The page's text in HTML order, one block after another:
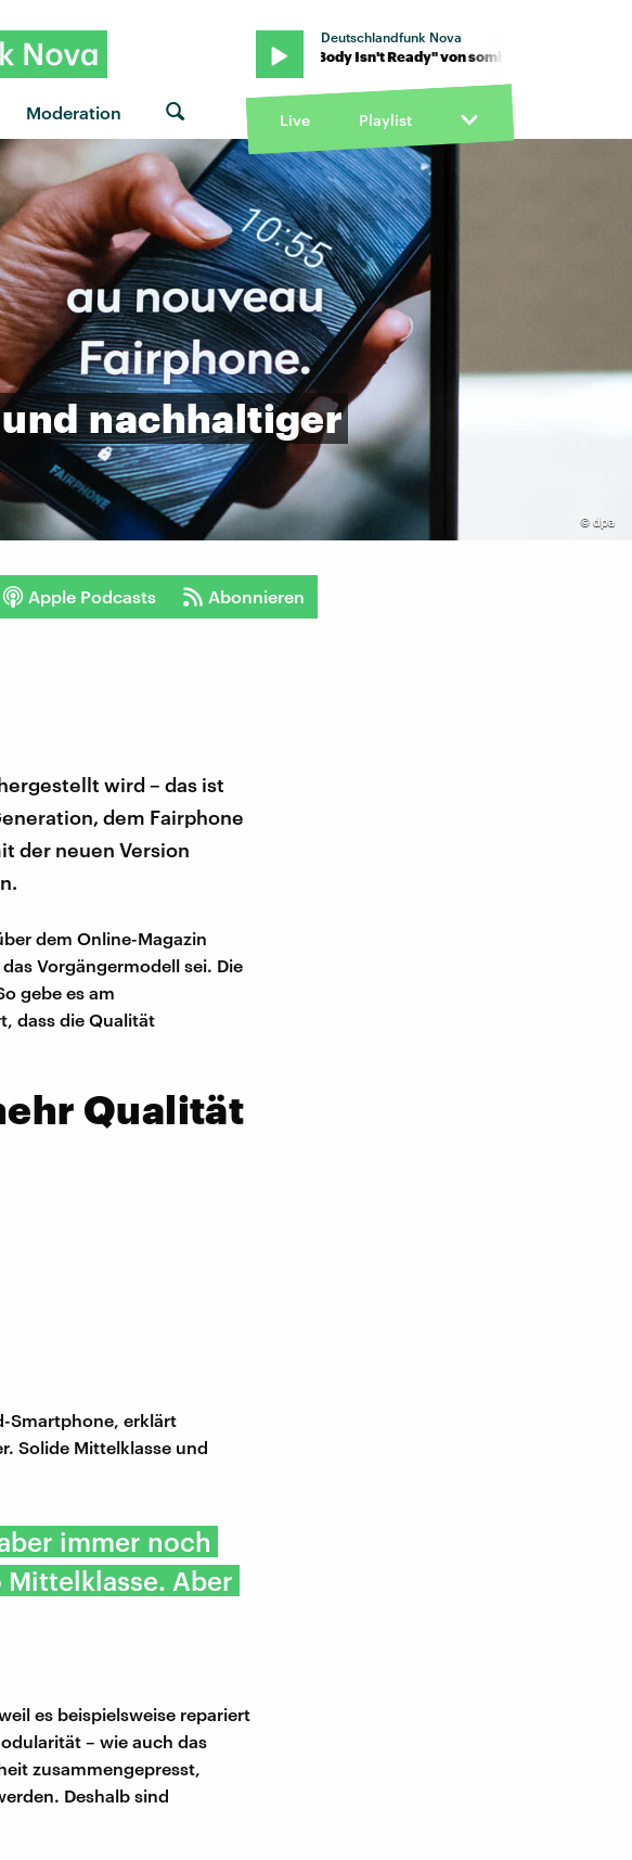
Moderation
Deutschlandfunk Nova
Isn't Ready" von sombr · "My Body Isn't Ready" von sombr · "My Body Isn't Ready"
Live Playlist
© dpa
und nachhaltiger
Apple Podcasts Abonnieren
wird – das ist
dem Fairphone
der neuen Version
dem Online-Magazin
Vorgängermodell sei. Die
gebe es am
dass die Qualität
Qualität
Smartphone, erklärt
Solide Mittelklasse und
immer noch
Aber
es beispielsweise repariert
– wie auch das
zusammengepresst,
Deshalb sind